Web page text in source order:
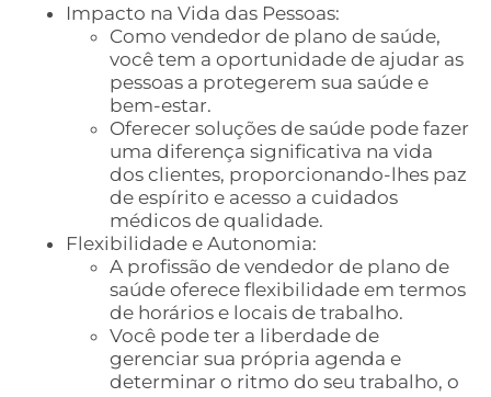
Impacto na Vida das Pessoas:
Como vendedor de plano de saúde,
você tem a oportunidade de ajudar as
pessoas a protegerem sua saúde e
bem-estar.
Oferecer soluções de saúde pode fazer
uma diferença significativa na vida
dos clientes, proporcionando-lhes paz
de espírito e acesso a cuidados
médicos de qualidade.
Flexibilidade e Autonomia:
A profissão de vendedor de plano de
saúde oferece flexibilidade em termos
de horários e locais de trabalho.
Você pode ter a liberdade de
gerenciar sua própria agenda e
determinar o ritmo do seu trabalho, o